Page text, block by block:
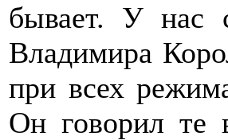
бывает. У нас
Владимира
при всех
Он говорил те